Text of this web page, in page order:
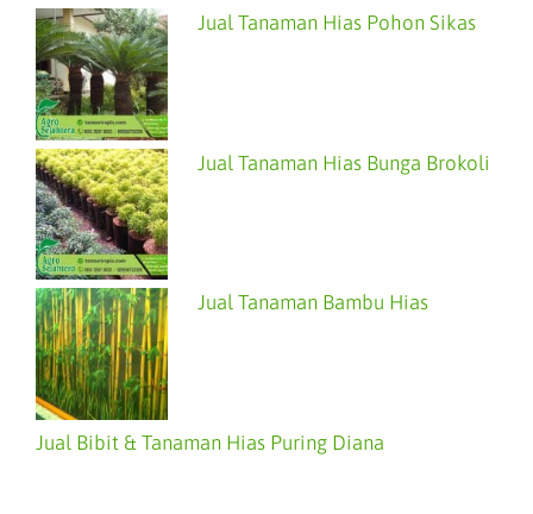
Jual Tanaman Hias Pohon Sikas
Jual Tanaman Hias Bunga Brokoli
Jual Tanaman Bambu Hias
Jual Bibit & Tanaman Hias Puring Diana